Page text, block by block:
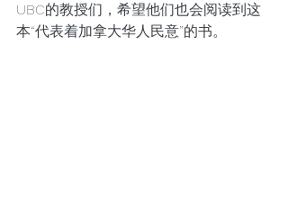
UBC的教授们，希望他们也会阅读到这
本“代表着加拿大华人民意”的书。